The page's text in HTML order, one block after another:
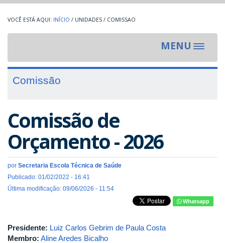
INÍCIO / UNIDADES / COMISSAO
MENU
Toggle
Comissão
Comissão de
Orçamento - 2026
por Secretaria Escola Técnica de Saúde
Publicado: 01/02/2022 - 16:41
Última modificação: 09/06/2026 - 11:54
Whatsapp
Presidente: Luiz Carlos Gebrim de Paula Costa
Membro: Aline Aredes Bicalho